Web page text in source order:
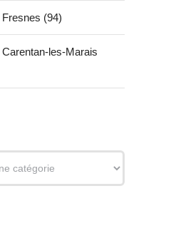
(94)
les-Marais